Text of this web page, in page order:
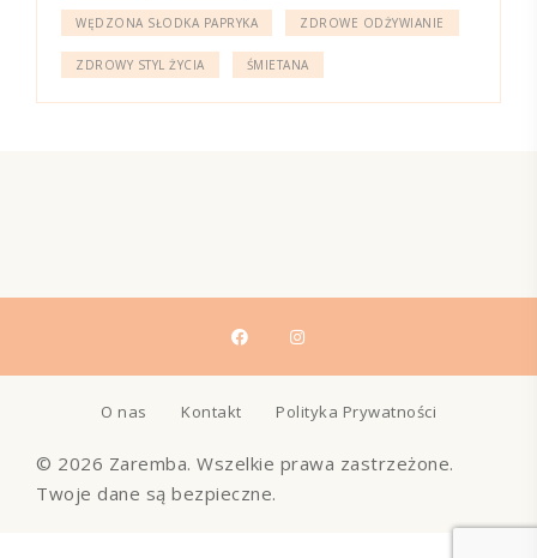
WĘDZONA SŁODKA PAPRYKA ZDROWE ODŻYWIANIE
ZDROWY STYL ŻYCIA ŚMIETANA
O nas Kontakt Polityka Prywatności
© 2026 Zaremba. Wszelkie prawa zastrzeżone.
Twoje dane są bezpieczne.